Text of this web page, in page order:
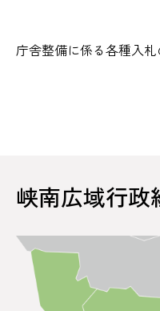
庁舎整備に係る各種入札
峡南広域行政